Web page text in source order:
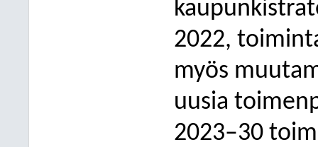
2022,
myös
uusia
2023–30